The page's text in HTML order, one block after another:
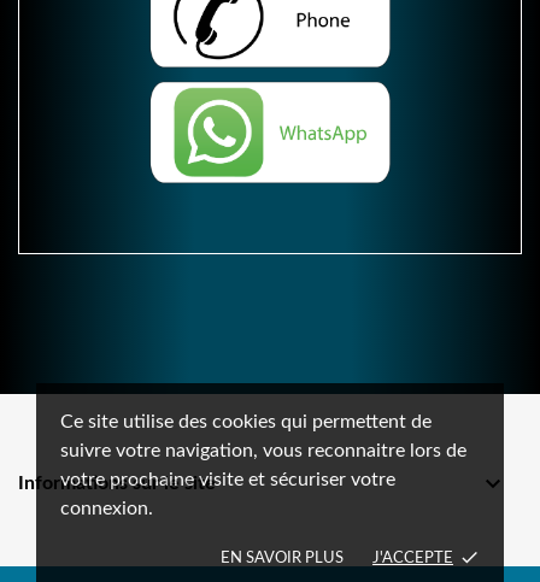
Ce site utilise des cookies qui permettent de
suivre votre navigation, vous reconnaitre lors de
votre prochaine visite et sécuriser votre
connexion.
EN SAVOIR PLUS J'ACCEPTE done
Informations sur le site 